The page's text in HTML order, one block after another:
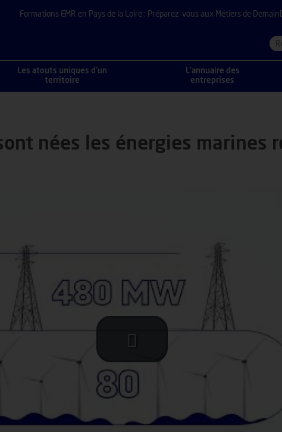
Formations EMR en Pays de la Loire : Préparez-vous aux Métiers de Demain
Les atouts uniques d’un
territoire
L’annuaire des
entreprises
ÉNERGIES MARINES RENOUVELABLES EN FRANCE ?
nées les énergies marines